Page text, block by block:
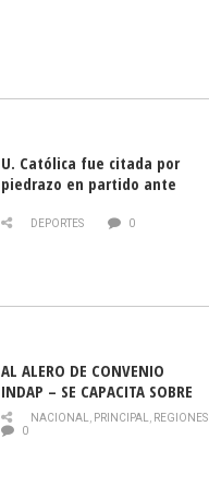
U. Católica fue citada por
piedrazo en partido ante
DEPORTES 0
AL ALERO DE CONVENIO
INDAP – SE CAPACITA SOBRE
PLAGA DROSOPHILA SUZUKII
NACIONAL, PRINCIPAL, REGIONES
0